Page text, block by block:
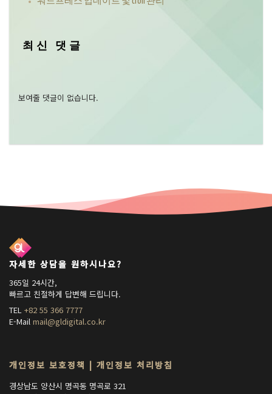
최신 댓글
보여줄 댓글이 없습니다.
자세한 상담을 원하시나요?
365일 24시간,
빠르고 친절하게 답변해 드립니다.
TEL +82 55 366 7777
E-Mail mail@gldigital.co.kr
개인정보 보호정책 | 개인정보 처리방침
경상남도 양산시 명곡동 명곡로 321